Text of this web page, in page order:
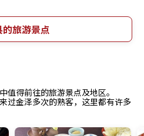
旅游景点
值得前往的旅游景点及地区。
过金泽多次的熟客，这里都有许多